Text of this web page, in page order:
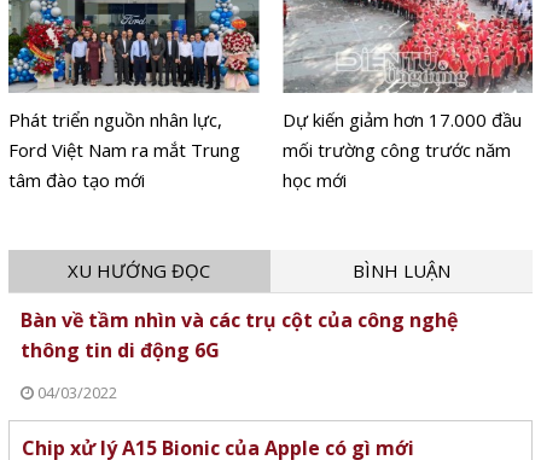
Phát triển nguồn nhân lực,
Ford Việt Nam ra mắt Trung
tâm đào tạo mới
Dự kiến giảm hơn 17.000 đầu
mối trường công trước năm
học mới
XU HƯỚNG ĐỌC BÌNH LUẬN
Bàn về tầm nhìn và các trụ cột của công nghệ
thông tin di động 6G
04/03/2022
Chip xử lý A15 Bionic của Apple có gì mới